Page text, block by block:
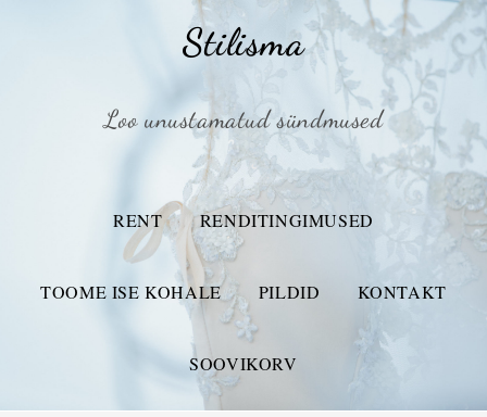
Stilisma
Loo unustamatud sündmused
RENT RENDITINGIMUSED
TOOME ISE KOHALE PILDID KONTAKT
SOOVIKORV